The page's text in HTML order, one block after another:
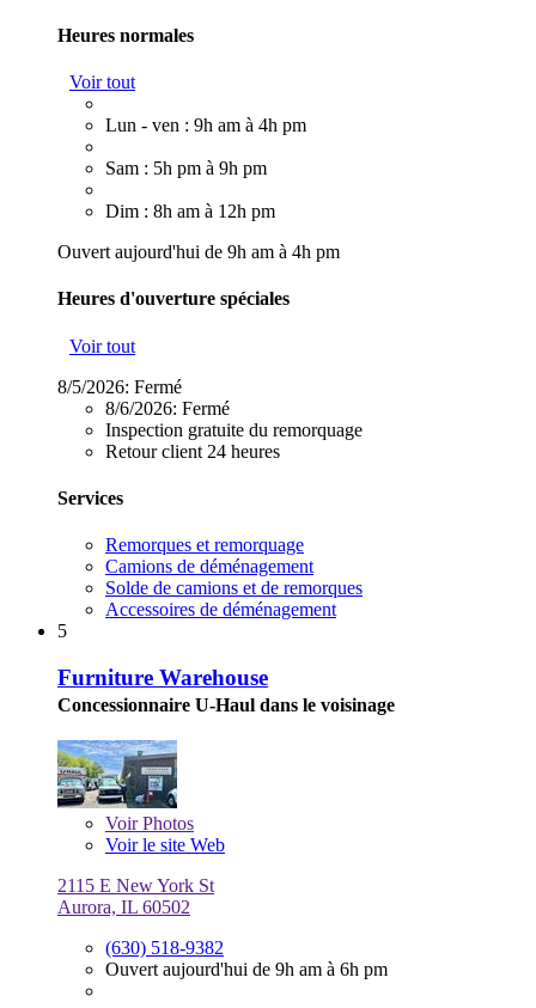
Heures normales
Voir tout
Lun - ven : 9h am à 4h pm
Sam : 5h pm à 9h pm
Dim : 8h am à 12h pm
Ouvert aujourd'hui de 9h am à 4h pm
Heures d'ouverture spéciales
Voir tout
8/5/2026: Fermé
8/6/2026: Fermé
Inspection gratuite du remorquage
Retour client 24 heures
Services
Remorques et remorquage
Camions de déménagement
Solde de camions et de remorques
Accessoires de déménagement
5
Furniture Warehouse
Concessionnaire U-Haul dans le voisinage
VoirPhotos
Voir le site Web
2115 E New York St
Aurora, IL 60502
(630) 518-9382
Ouvert aujourd'hui de 9h am à 6h pm